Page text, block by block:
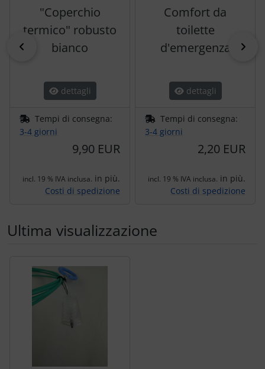
indietro
"Coperchio
termico" robusto
bianco
dettagli
Tempi di consegna:
3-4 giorni
9,90 EUR
incl. 19 % IVA inclusa. in più.
Costi di spedizione
Comfort da
toilette
d'emergenza
dettagli
Tempi di consegna:
3-4 giorni
2,20 EUR
incl. 19 % IVA inclusa. in più.
Costi di spedizione
Ultima visualizzazione